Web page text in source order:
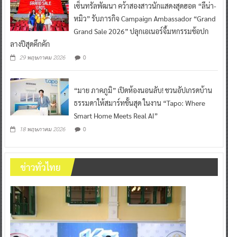
เซ็นทรัลพัฒนา คว้าสองสาวนักแสดงสุดฮอต “ลีน่า-
หมิว” รับภารกิจ Campaign Ambassador “Grand
Grand Sale 2026” ปลุกเอเนอร์จี้มหกรรมช้อปก
ลางปีสุดคึกคัก
29 พฤษภาคม 2026 0
“มาย ภาคภูมิ” เปิดห้องนอนลับ! ชวนอัปเกรดบ้าน
ธรรมดาให้สมาร์ทขั้นสุด ในงาน “Tapo: Where
Smart Home Meets Real AI”
18 พฤษภาคม 2026 0
ข่าวทั่วไทย